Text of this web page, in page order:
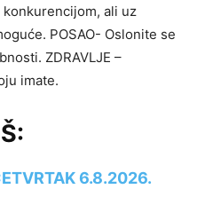
ali uz
POSAO- Oslonite se
ZDRAVLJE –
imate.